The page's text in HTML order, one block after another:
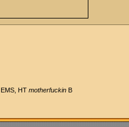
, EMS, HT motherfuckin B